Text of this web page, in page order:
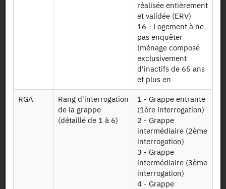
Table contenant
tous les individus
appartenant à un
ménage
répondant au
quatrième
trimestre 2017
rempli ou non un
réalisée entièrement
et validée (ERV)
16 - Logement à ne
pas enquêter
(ménage composé
exclusivement
d'inactifs de 65 ans
et plus en
RGA
Rang d'interrogation
de la grappe
(détaillé de 1 à 6)
1 - Grappe entrante
(1ère interrogation)
2 - Grappe
intermédiaire (2ème
interrogation)
3 - Grappe
intermédiaire (3ème
interrogation)
4 - Grappe